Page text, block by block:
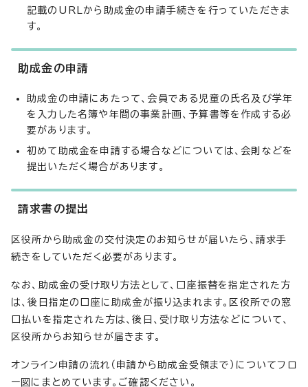
記載のURLから助成金の申請手続きを行っていただきま
す。
助成金の申請
助成金の申請にあたって、会員である児童の氏名及び学年
を入力した名簿や年間の事業計画、予算書等を作成する必
要があります。
初めて助成金を申請する場合などについては、会則などを
提出いただく場合があります。
請求書の提出
区役所から助成金の交付決定のお知らせが届いたら、請求手
続きをしていただく必要があります。
なお、助成金の受け取り方法として、口座振替を指定された方
は、後日指定の口座に助成金が振り込まれます。区役所での窓
口払いを指定された方は、後日、受け取り方法などについて、
区役所からお知らせが届きます。
オンライン申請の流れ（申請から助成金受領まで）についてフロ
ー図にまとめています。ご確認ください。